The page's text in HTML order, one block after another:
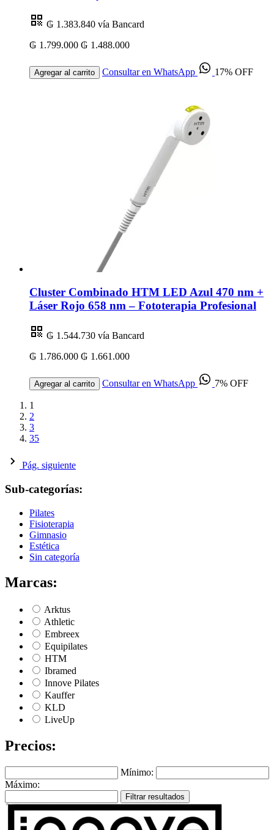
₲ 1.383.840 vía Bancard
₲ 1.799.000 ₲ 1.488.000
Agregar al carrito Consultar en WhatsApp 17% OFF
Cluster Combinado HTM LED Azul 470 nm +
Láser Rojo 658 nm – Fototerapia Profesional
₲ 1.544.730 vía Bancard
₲ 1.786.000 ₲ 1.661.000
Agregar al carrito Consultar en WhatsApp 7% OFF
1
2
3
35
Pág. siguiente
Sub-categorías:
Pilates
Fisioterapia
Gimnasio
Estética
Sin categoría
Marcas:
Arktus
Athletic
Embreex
Equipilates
HTM
Ibramed
Innove Pilates
Kauffer
KLD
LiveUp
Precios:
Mínimo:
Máximo:
Filtrar resultados